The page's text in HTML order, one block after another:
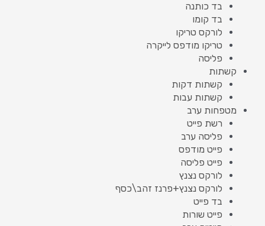
בד כותנה
בד קומו
לורקס טריקו
טריקו מודפס לייקרה
פליסה
קשתות
קשתות דקות
קשתות עבות
מטפחות ערב
רשת פייט
פליסה ערב
פייט מודפס
פייט פליסה
לורקס נצנץ
לורקס נצנץ+פרנז זהב\כסף
בד פייט
פייט שורות